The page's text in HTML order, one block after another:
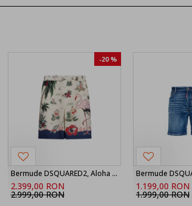
-20 %
Bermude DSQUARED2, Aloha Souvenir Boxer Shorts
2.399,00 RON
2.999,00 RON
1.199,00 RON
1.999,00 RON